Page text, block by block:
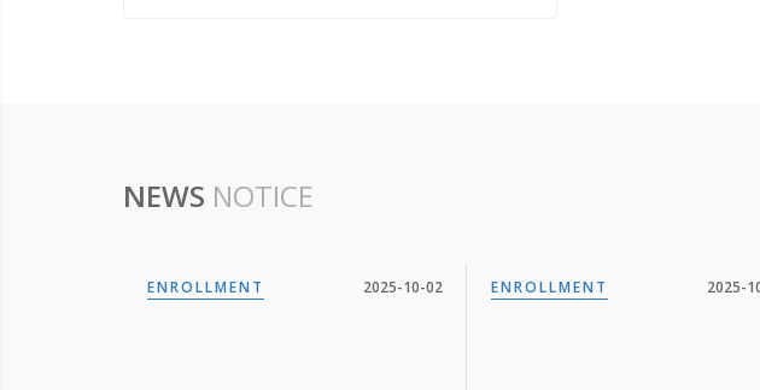
NEWS NOTICE
ENROLLMENT 2025-10-02 ENROLLMENT 2025-